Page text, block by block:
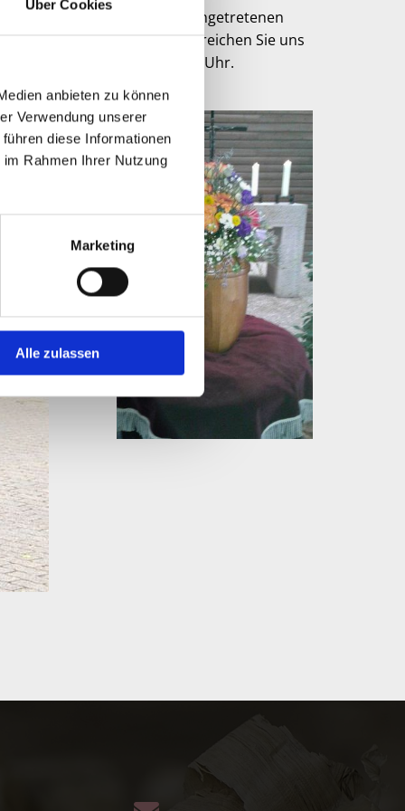
Über Cookies
anbieten zu können
Verwendung unserer
diese Informationen
Rahmen Ihrer Nutzung
Marketing
Alle zulassen
Bei einem eingetretenen
Trauerfall erreichen Sie uns
rund um die Uhr.